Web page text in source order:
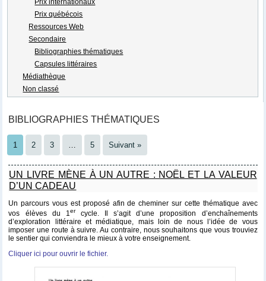
Prix québécois
Ressources Web
Secondaire
Bibliographies thématiques
Capsules littéraires
Médiathèque
Non classé
BIBLIOGRAPHIES THÉMATIQUES
1 2 3 5 Suivant »
UN LIVRE MÈNE À UN AUTRE : NOËL ET LA VALEUR
D’UN CADEAU
Un parcours vous est proposé afin de cheminer sur cette thématique avec
vos élèves du 1 ercycle. Il s’agit d’une proposition d’enchaînements
d’exploration littéraire et médiatique, mais loin de nous l’idée de vous
imposer une route à suivre. Au contraire, nous souhaitons que vous trouviez
le sentier qui conviendra le mieux à votre enseignement.
Cliquer ici pour ouvrir le fichier.